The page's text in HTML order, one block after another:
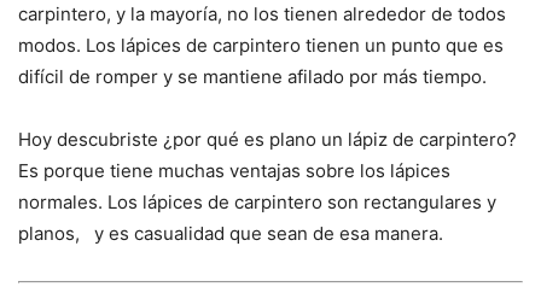
carpintero, y la mayoría, no los tienen alrededor de todos
modos. Los lápices de carpintero tienen un punto que es
difícil de romper y se mantiene afilado por más tiempo.
Hoy descubriste ¿por qué es plano un lápiz de carpintero?
Es porque tiene muchas ventajas sobre los lápices
normales. Los lápices de carpintero son rectangulares y
planos, y es casualidad que sean de esa manera.